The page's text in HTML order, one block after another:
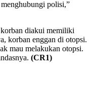
polisi,”
diakui memiliki
korban enggan di otopsi.
mau melakukan otopsi.
(CR1)